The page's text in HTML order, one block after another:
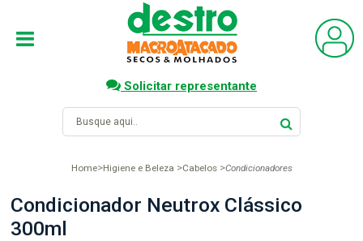
Solicitar representante
Home Higiene e Beleza Cabelos Condicionadores
Condicionador Neutrox Clássico
300ml